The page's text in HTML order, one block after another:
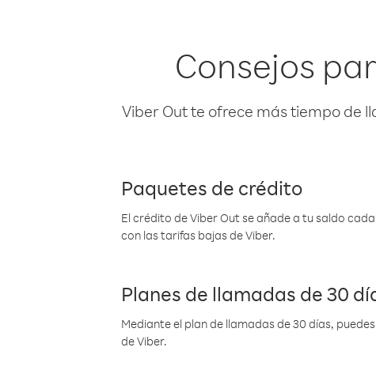
Consejos
Viber Out te ofrece más tiempo de
Paquetes de crédito
El crédito de Viber Out se añade a tu saldo
con las tarifas bajas de Viber.
Planes de llamadas de 30
Mediante el plan de llamadas de 30 días,
de Viber.